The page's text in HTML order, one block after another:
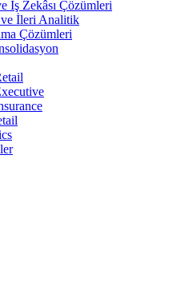
İş Zekâsı Çözümleri
İleri Analitik
Çözümleri